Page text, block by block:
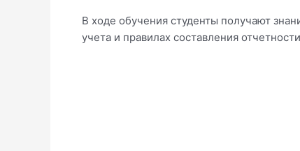
В ходе обучения студенты получают
учета и правилах составления